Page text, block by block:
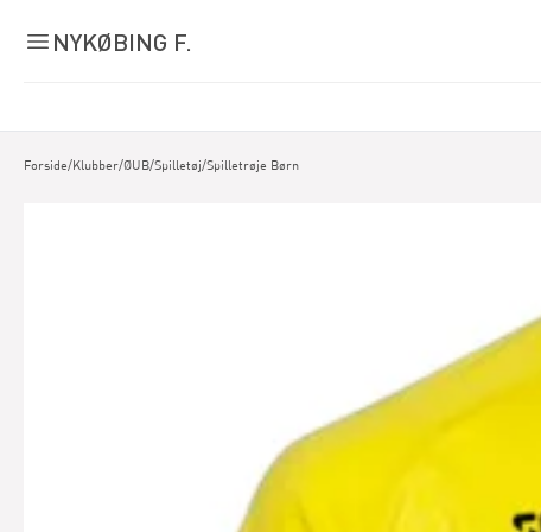
NYKØBING F.
Forside/Klubber/ØUB/Spilletøj/Spilletrøje Børn